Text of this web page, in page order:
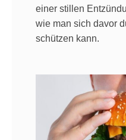
einer stillen
wie man sich davor
schützen kann.